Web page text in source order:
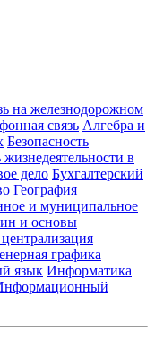
на железнодорожном
связь Алгебра и
Безопасность
жизнедеятельности в
дело Бухгалтерский
География
и муниципальное
и основы
графика
язык Информатика